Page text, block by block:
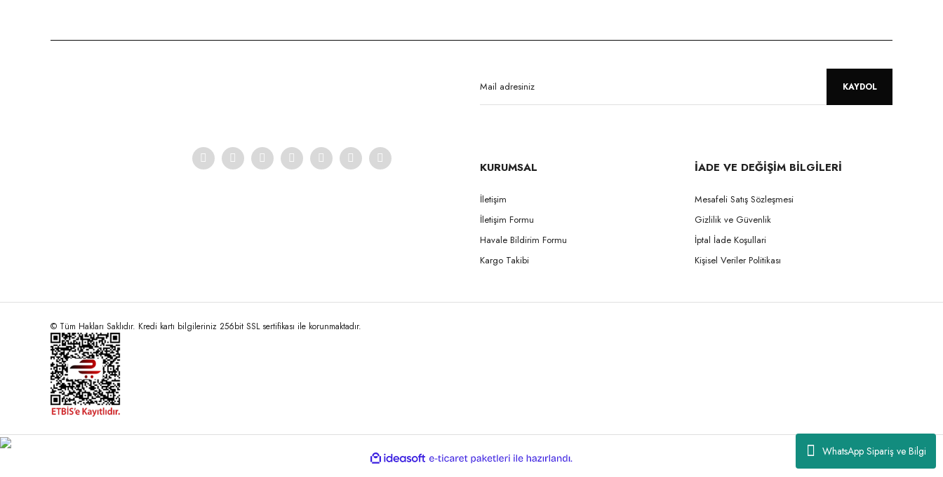
WhatsApp Sipariş ve Bilgi
KAYDOL
KURUMSAL
İletişim
İletişim Formu
Havale Bildirim Formu
Kargo Takibi
İADE VE DEĞİŞİM BİLGİLERİ
Mesafeli Satış Sözleşmesi
Gizlilik ve Güvenlik
İptal İade Koşullari
Kişisel Veriler Politikası
© Tüm Hakları Saklıdır. Kredi kartı bilgileriniz 256bit SSL sertifikası ile korunmaktadır.
ideasoft
e-